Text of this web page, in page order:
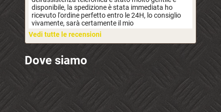
disponibile, la spedizione è stata immediata ho
ricevuto l'ordine perfetto entro le 24H, lo consiglio
vivamente, sarà certamente il mio
Vedi tutte le recensioni
Dove siamo